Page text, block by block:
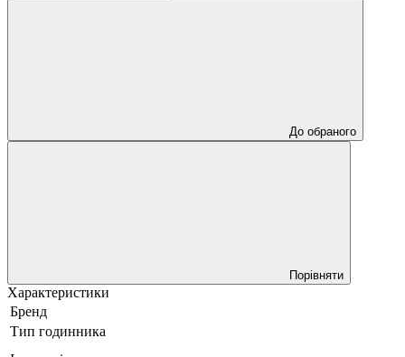
До обраного
Порівняти
Характеристики
Бренд
Тип годинника